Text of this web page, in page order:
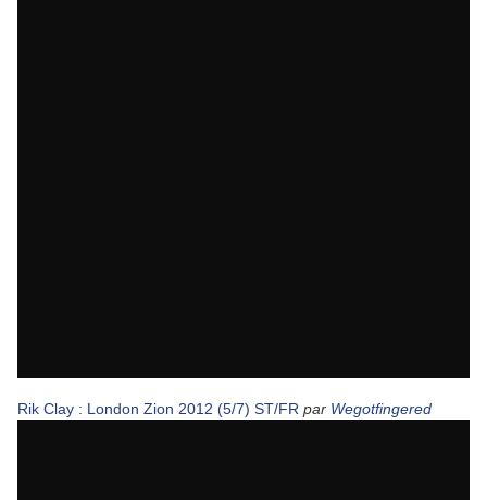
Rik Clay : London Zion 2012 (5/7) ST/FR par Wegotfingered